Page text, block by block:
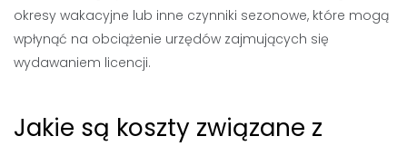
okresy wakacyjne lub inne czynniki sezonowe, które mogą
wpłynąć na obciążenie urzędów zajmujących się
wydawaniem licencji.
Jakie są koszty związane z